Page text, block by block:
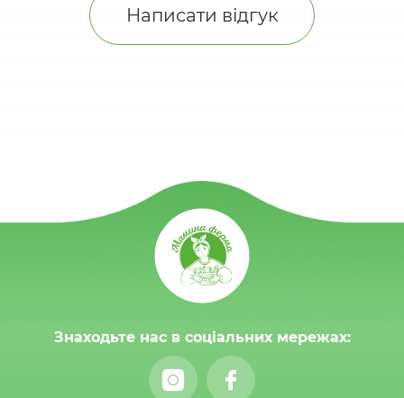
Написати відгук
Знаходьте нас в соціальних мережах: